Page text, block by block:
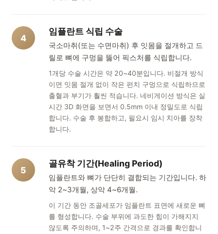
4
임플란트 식립 수술
국소마취(또는 수면마취) 후 잇몸을 절개하고 드
릴로 뼈에 구멍을 뚫어 픽스처를 식립합니다.
1개당 수술 시간은 약 20~40분입니다. 비절개 방식
이면 잇몸 절개 없이 작은 펀치 구멍으로 식립하므로
출혈과 부기가 훨씬 적습니다. 네비게이션 방식은 실
시간 3D 화면을 보면서 0.5mm 이내 정밀도로 식립
합니다. 수술 후 봉합하고, 필요시 임시 치아를 장착
합니다.
5
골유착 기간(Healing Period)
임플란트와 뼈가 단단히 결합되는 기간입니다. 하
악 2~3개월, 상악 4~6개월.
이 기간 동안 조골세포가 임플란트 표면에 새로운 뼈
를 형성합니다. 수술 부위에 과도한 힘이 가해지지
않도록 주의하며, 1~2주 간격으로 경과를 확인합니